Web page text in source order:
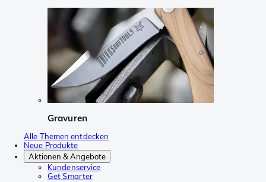
Gravuren
Alle Themen entdecken
Neue Produkte
Aktionen & Angebote
Kundenservice
Get Smarter